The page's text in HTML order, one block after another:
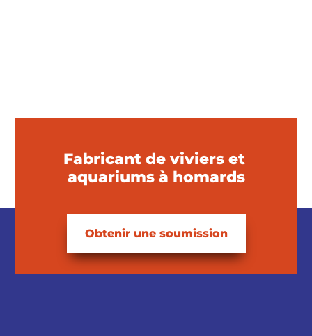
Fabricant de viviers et
aquariums à homards
Obtenir une soumission